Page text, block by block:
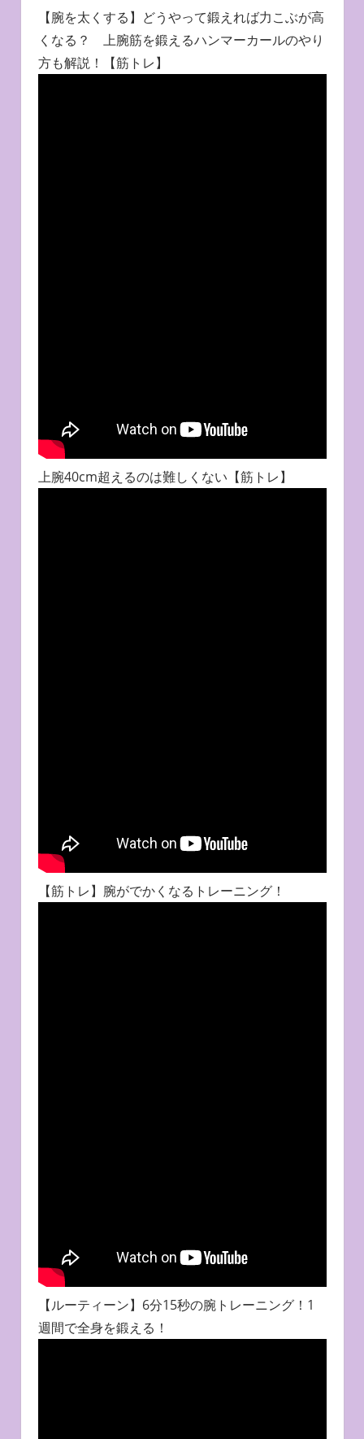
【腕を太くする】どうやって鍛えれば力こぶが高
くなる？ 上腕筋を鍛えるハンマーカールのやり
方も解説！【筋トレ】
上腕40cm超えるのは難しくない【筋トレ】
【筋トレ】腕がでかくなるトレーニング！
【ルーティーン】6分15秒の腕トレーニング！1
週間で全身を鍛える！